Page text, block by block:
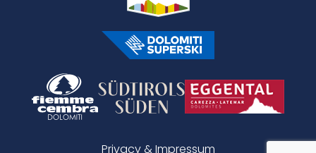
Privacy & Impressum